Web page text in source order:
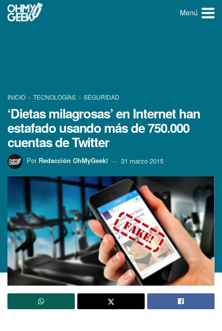
Menú
INICIO TECNOLOGÍ­AS SEGURIDAD
‘Dietas milagrosas’ en Internet han
estafado usando más de 750.000
cuentas de Twitter
Por Redacción OhMyGeek! 31 marzo 2015